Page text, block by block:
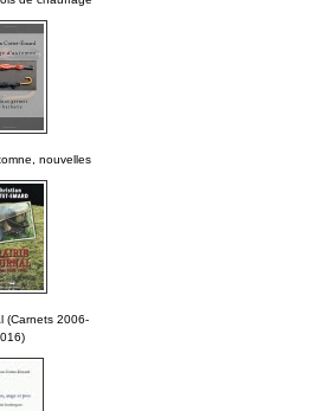
nouvelles
(Carnets 2006-